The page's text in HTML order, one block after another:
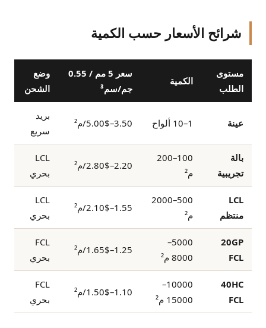
شرائح الأسعار حسب الكمية
مستوى
الطلب
الكمية
سعر 5 مم / 0.55
جم/سم³
وضع
الشحن
عينة 1–10 ألواح 3.50–5.00$/م²
بريد
سريع
بالة
تجريبية
100–200
م²
2.20–2.80$/م²
LCL
بحري
LCL
منتظم
500–2000
م²
1.55–2.10$/م²
LCL
بحري
20GP
FCL
5000–
8000 م²
1.25–1.65$/م²
FCL
بحري
40HC
FCL
10000–
15000 م²
1.10–1.50$/م²
FCL
بحري